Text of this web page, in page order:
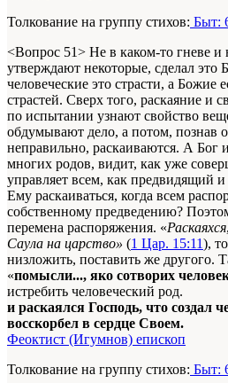
Толкование на группу стихов: Быт:
<Вопрос 51> Не в каком-то гневе и
утверждают некоторые, сделал это
человеческие это страсти, а Божие
страстей. Сверх того, раскаяние и
по испытании узнают свойство
обдумывают дело, а потом, познав
неправильно, раскаиваются. А Бог
многих родов, видит, как уже
управляет всем, как предвидящий
Ему раскаиваться, когда всем
собственному предведению?
перемена распоряжения. «Раскаяхся
Саула на царство» (1 Цар. 15:11),
низложить, поставить же другого.
«помысли..., яко сотворих
истребить человеческий род.
и раскаялся Господь, что создал
восскорбел в сердце Своем.
Феоктист (Игумнов) епископ
Толкование на группу стихов: Быт: